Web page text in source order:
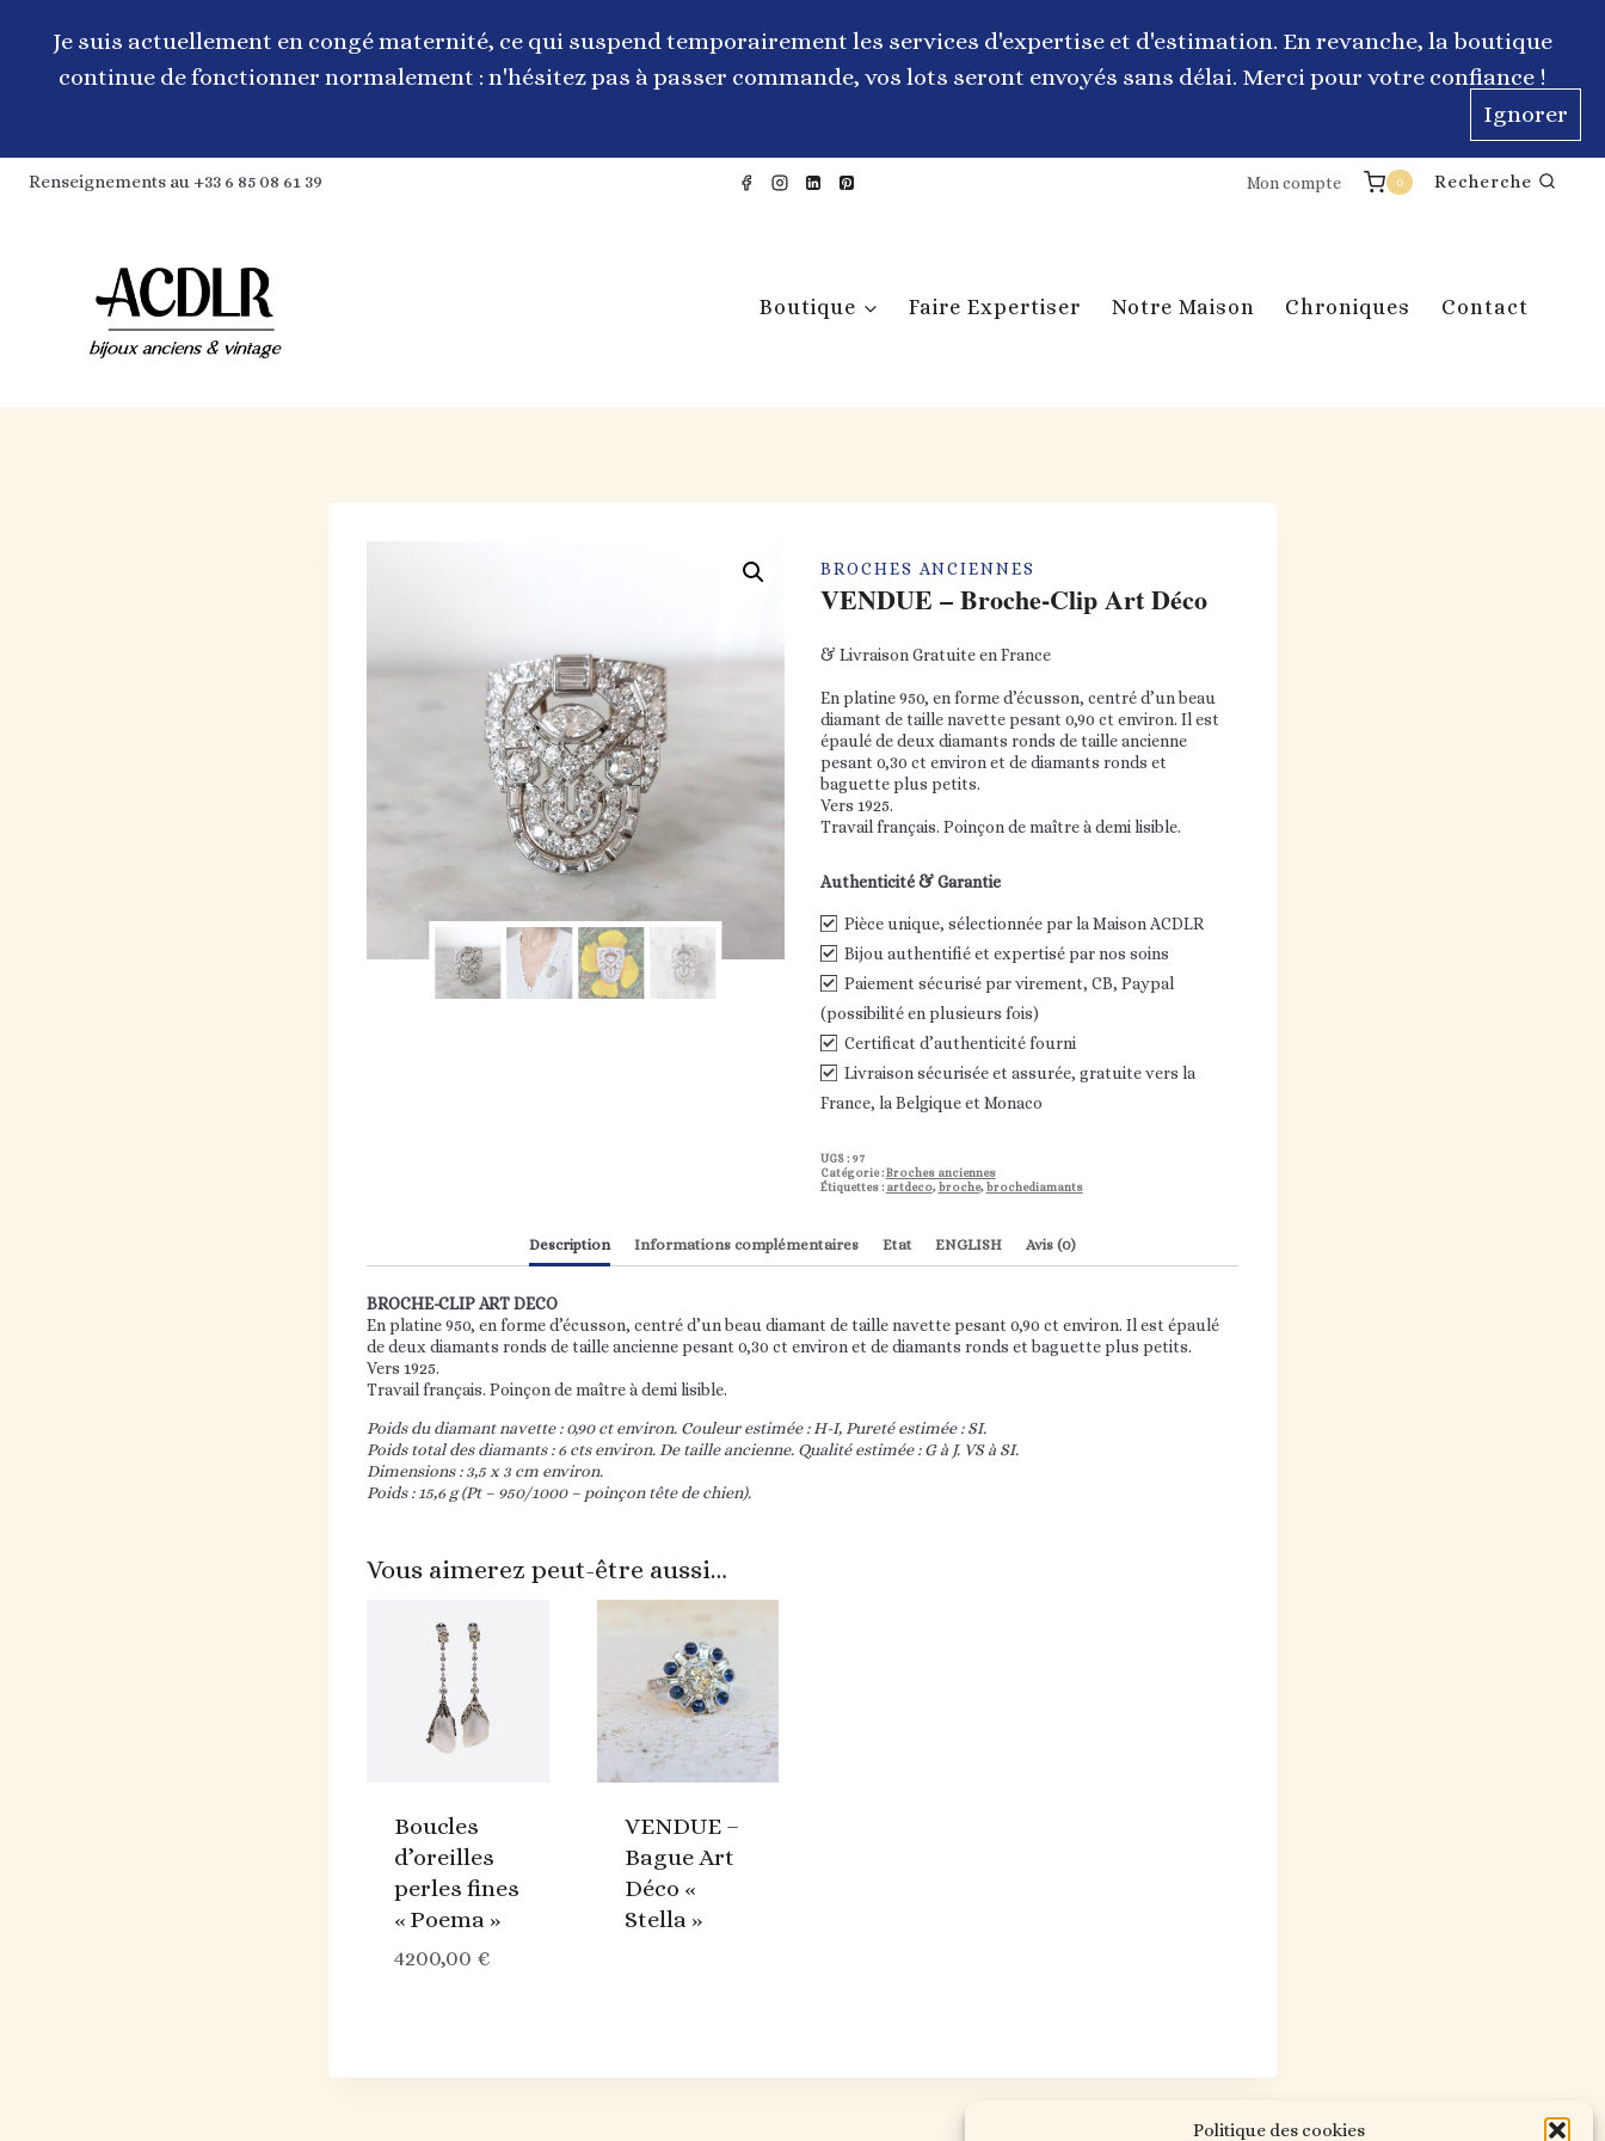
Politique des cookies
contenuJe suis actuellement en congé maternité, ce qui suspend temporairement les services d'expertise et d'estimation. En revanche, la boutique
continue de fonctionner normalement : n'hésitez pas à passer commande, vos lots seront envoyés sans délai. Merci pour votre confiance !
Ignorer
Renseignements au +33 6 85 08 61 39 Mon compte 0 Recherche
Boutique Faire Expertiser Notre Maison Chroniques Contact
BROCHES ANCIENNES
VENDUE – Broche-Clip Art Déco
& Livraison Gratuite en France
En platine 950, en forme d’écusson, centré d’un beau
diamant de taille navette pesant 0,90 ct environ. Il est
épaulé de deux diamants ronds de taille ancienne
pesant 0,30 ct environ et de diamants ronds et
baguette plus petits.
Vers 1925.
Travail français. Poinçon de maître à demi lisible.
Authenticité & Garantie
Pièce unique, sélectionnée par la Maison ACDLR
Bijou authentifié et expertisé par nos soins
Paiement sécurisé par virement, CB, Paypal
(possibilité en plusieurs fois)
Certificat d’authenticité fourni
Livraison sécurisée et assurée, gratuite vers la
France, la Belgique et Monaco
UGS : 97
Catégorie :Broches anciennes
Étiquettes : artdeco,broche,brochediamants
Description Informations complémentaires Etat ENGLISH Avis (0)
BROCHE-CLIP ART DECO
En platine 950, en forme d’écusson, centré d’un beau diamant de taille navette pesant 0,90 ct environ. Il est épaulé
de deux diamants ronds de taille ancienne pesant 0,30 ct environ et de diamants ronds et baguette plus petits.
Vers 1925.
Travail français. Poinçon de maître à demi lisible.
Poids du diamant navette : 0,90 ct environ. Couleur estimée : H-I, Pureté estimée : SI.
Poids total des diamants : 6 cts environ. De taille ancienne. Qualité estimée : G à J. VS à SI.
Dimensions : 3,5 x 3 cm environ.
Poids : 15,6 g (Pt – 950/1000 – poinçon tête de chien).
Vous aimerez peut-être aussi…
Boucles
d’oreilles
perles fines
« Poema »
4200,00 €
VENDUE –
Bague Art
Déco «
Stella »